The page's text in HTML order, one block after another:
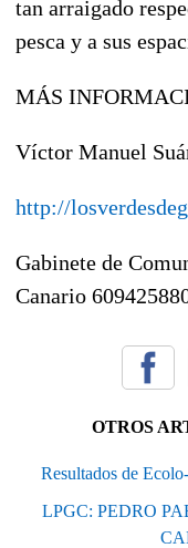
tan arraigado
pesca y a sus
MÁS
Víctor Manuel
http://
Gabinete de
Canario
OTROS
Resultados de
LPGC: PEDRO